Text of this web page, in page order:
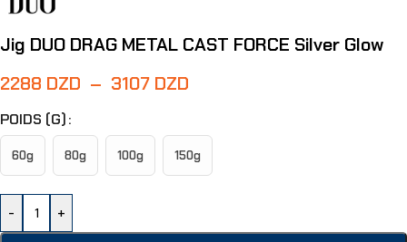
Jig DUO DRAG METAL CAST FORCE Silver Glow
2288 DZD – 3107 DZD
POIDS (G)
60g 80g 100g 150g
- +